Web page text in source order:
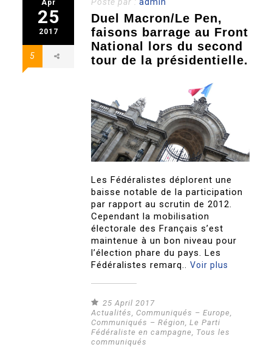
Apr
25
2017
5
Duel Macron/Le Pen,
faisons barrage au Front
National lors du second
tour de la présidentielle.
Les Fédéralistes déplorent une
baisse notable de la participation
par rapport au scrutin de 2012.
Cependant la mobilisation
électorale des Français s’est
maintenue à un bon niveau pour
l’élection phare du pays. Les
Fédéralistes remarq..Voir plus
25 April 2017
Actualités
Communiqués – Europe
Communiqués – Région ,Le Parti
Fédéraliste en campagne
Tous les
communiqués